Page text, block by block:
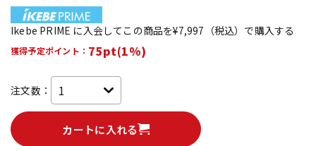
Ikebe PRIME に入会してこの商品を¥7,997（税込）で購入する
獲得予定ポイント： 75pt(1%)
注文数：
カートに入れる